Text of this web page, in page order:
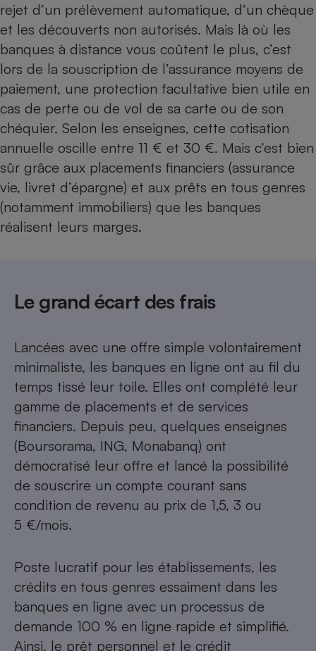
rejet d’un prélèvement automatique, d’un chèque
et les découverts non autorisés. Mais là où les
banques à distance vous coûtent le plus, c’est
lors de la souscription de l’assurance moyens de
paiement, une protection facultative bien utile en
cas de perte ou de vol de sa carte ou de son
chéquier. Selon les enseignes, cette cotisation
annuelle oscille entre 11 € et 30 €. Mais c’est bien
sûr grâce aux placements financiers (assurance
vie, livret d’épargne) et aux prêts en tous genres
(notamment immobiliers) que les banques
réalisent leurs marges.
Le grand écart des frais
Lancées avec une offre simple volontairement
minimaliste, les banques en ligne ont au fil du
temps tissé leur toile. Elles ont complété leur
gamme de placements et de services
financiers. Depuis peu, quelques enseignes
(Boursorama, ING, Monabanq) ont
démocratisé leur offre et lancé la possibilité
de souscrire un compte courant sans
condition de revenu au prix de 1,5, 3 ou
5 €/mois.
Poste lucratif pour les établissements, les
crédits en tous genres essaiment dans les
banques en ligne avec un processus de
demande 100 % en ligne rapide et simplifié.
Ainsi, le prêt personnel et le crédit